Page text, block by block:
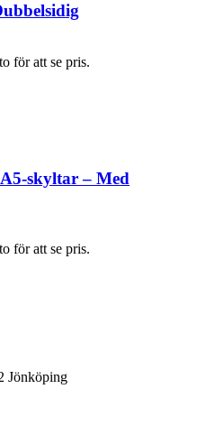
för att se pris.
skyltar – Med
för att se pris.
Jönköping